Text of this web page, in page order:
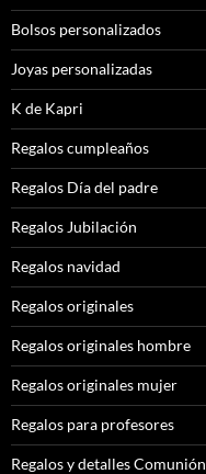
Bolsos personalizados
Joyas personalizadas
K de Kapri
Regalos cumpleaños
Regalos Día del padre
Regalos Jubilación
Regalos navidad
Regalos originales
Regalos originales hombre
Regalos originales mujer
Regalos para profesores
Regalos y detalles Comunión